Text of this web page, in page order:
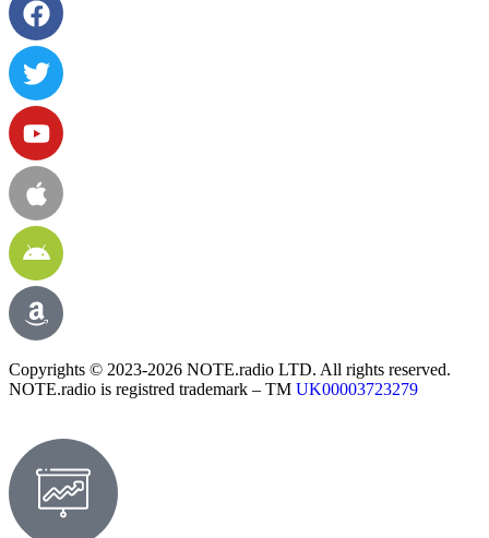
Copyrights © 2023-2026 NOTE.radio LTD. All rights reserved.
NOTE.radio is registred trademark – TM UK00003723279